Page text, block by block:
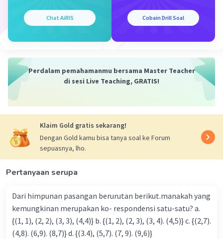
Chat AiRIS Cobain Drill Soal
Perdalam pemahamanmu bersama Master Teacher
di sesi Live Teaching, GRATIS!
Klaim Gold gratis sekarang!
Dengan Gold kamu bisa tanya soal ke Forum
sepuasnya, lho.
Pertanyaan serupa
Dari himpunan pasangan berurutan berikut.manakah yang
kemungkinan merupakan ko- respondensi satu-satu? a.
{(1, 1), (2, 2), (3, 3), (4,4)} b. {(1, 2), (2, 3), (3, 4). (4,5)} c. {(2,7).
(4,8). (6,9). (8,7)} d. {(3.4), (5,7). (7, 9). (9,6)}